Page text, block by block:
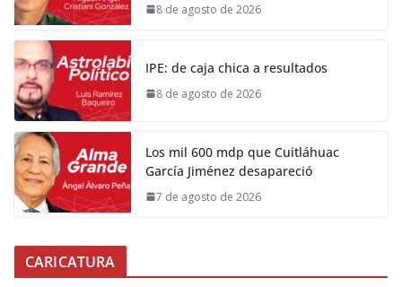
8 de agosto de 2026
IPE: de caja chica a resultados
8 de agosto de 2026
Los mil 600 mdp que Cuitláhuac
García Jiménez desapareció
7 de agosto de 2026
CARICATURA